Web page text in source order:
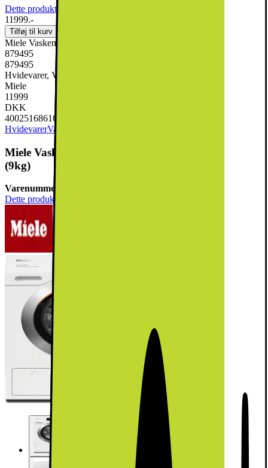
Dette produkt er blevet bedømt til 4.7 ud af 5 stjerner.
11999.-
Tilføj til kurv
Miele Vaskemaskine WEG895 WCS PWash&TDos (9kg)
879495
879495
Hvidevarer, Vask & Tør, Vaskemaskine
Miele
11999
DKK
4002516861676
HvidevarerVask & Tør
Miele Vaskemaskine WEG895 WCS PWash&TDos
(9kg)
Varenummer:
Dette produkt er blevet bedømt til 4.7 ud af 5 stjerner.